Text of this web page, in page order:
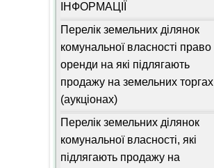
ІНФОРМАЦІЇ
Перелік земельних ділянок
комунальної власності право
оренди на які підлягають
продажу на земельних торгах
(аукціонах)
Перелік земельних ділянок
комунальної власності, які
підлягають продажу на